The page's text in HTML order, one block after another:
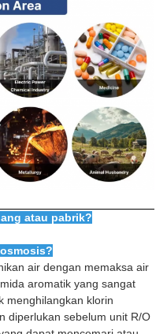
atau pabrik?
air dengan memaksa air
aromatik yang sangat
menghilangkan klorin
diperlukan sebelum unit R/O